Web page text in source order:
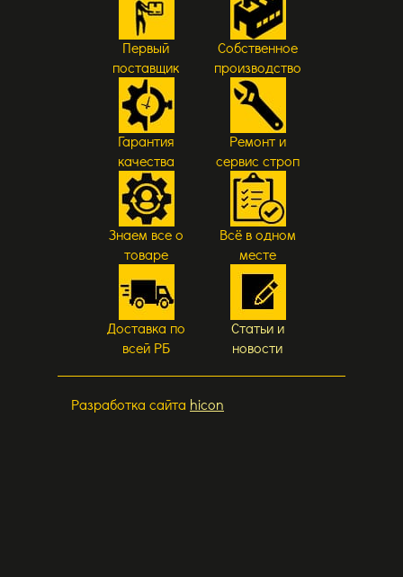
Первый
поставщик
Собственное
производство
Гарантия
качества
Ремонт и
сервис строп
Знаем все о
товаре
Всё в одном
месте
Доставка по
всей РБ
Статьи и
новости
Разработка сайта hicon